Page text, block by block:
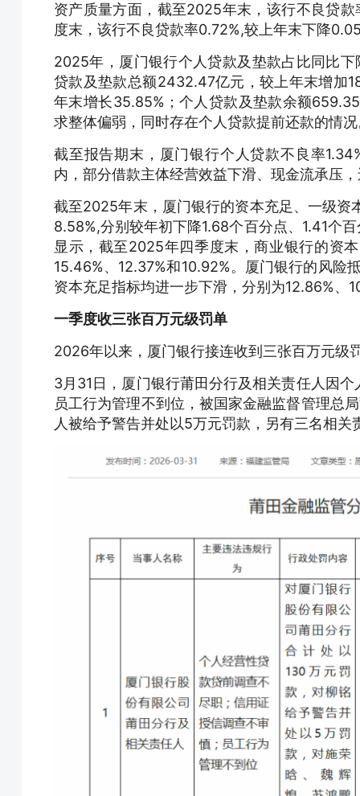
资产质量方面，截至2025年末，该行不良贷
度末，该行不良贷款率0.72%,较上年末下降
2025年，厦门银行个人贷款及垫款占比同比下
贷款及垫款总额2432.47亿元，较上年末增加
年末增长35.85%；个人贷款及垫款余额
求整体偏弱，同时存在个人贷款提前还款的情
截至报告期末，厦门银行个人贷款不良率
内，部分借款主体经营效益下滑、现金流承压
截至2025年末，厦门银行的资本充足、一级资
8.58%,分别较年初下降1.68个百分点、1.41个
显示，截至2025年四季度末，商业银行的资
15.46%、12.37%和10.92%。厦门银行的风险
资本充足指标均进一步下滑，分别为12.86%、
一季度收三张百万元级罚单
2026年以来，厦门银行接连收到三张百万元级
3月31日，厦门银行莆田分行及相关责任人因
员工行为管理不到位，被国家金融监督管理总
人被给予警告并处以5万元罚款，另有三名相关